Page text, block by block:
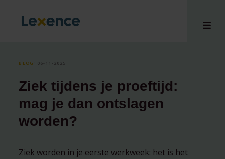
BLOG ⸱ 06-11-2025
Ziek tijdens je proeftijd:
mag je dan ontslagen
worden?
Ziek worden in je eerste werkweek: het is het